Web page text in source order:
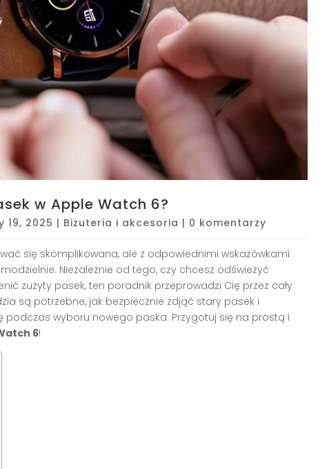
w Apple Watch 6?
19, 2025 | Biżuteria i akcesoria | 0 komentarzy
się skomplikowana, ale z odpowiednimi wskazówkami
Niezależnie od tego, czy chcesz odświeżyć
zużyty pasek, ten poradnik przeprowadzi Cię przez cały
są potrzebne, jak bezpiecznie zdjąć stary pasek i
wyboru nowego paska. Przygotuj się na prostą i
6!